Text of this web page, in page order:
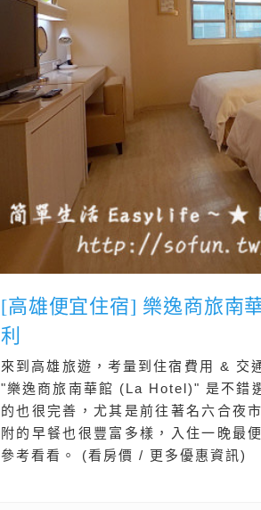
[高雄便宜住宿] 樂逸商旅南
利
來到高雄旅遊，考量到住宿費用 & 交
"樂逸商旅南華館 (La Hotel)" 是不錯
的也很完善，尤其是前往著名六合夜
附的早餐也很豐富多樣，入住一晚最
參考看看。 (看房價 / 更多優惠資訊)